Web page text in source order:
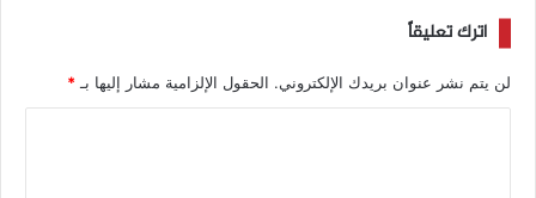
اترك تعليقاً
لن يتم نشر عنوان بريدك الإلكتروني. الحقول الإلزامية مشار إليها بـ *